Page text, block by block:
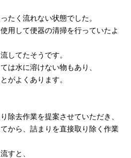
たく流れない状態でした。
用して便器の清掃を行っていたよ
してたそうです。
は水に溶けない物もあり、
がよくあります。
除去作業を提案させていただき、
から、詰まりを直接取り除く作業
すと、